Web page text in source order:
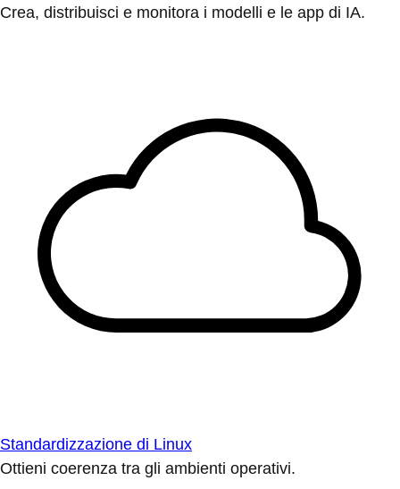
Crea, distribuisci e monitora i modelli e le app di IA.
Standardizzazione di Linux
Ottieni coerenza tra gli ambienti operativi.